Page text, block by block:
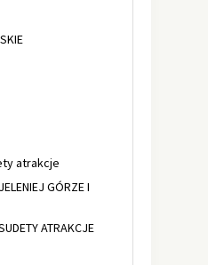
atrakcje
GÓRZE I
ATRAKCJE